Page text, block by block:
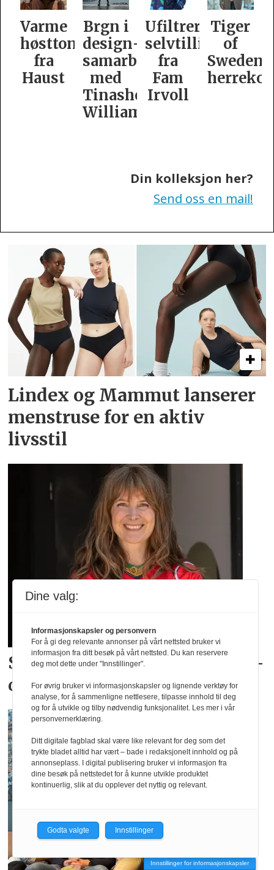
Brgn i
design­
samarbeid
med
Williamson
Ufiltrert
selvtillit
fra
Fam
Irvoll
Tiger
of
Swedens
herrekolleksjon
Slik
er
dame­
Din kolleksjon her?
Send oss en mail!
Lindex og Mammut lanserer
menstruse for en aktiv
livsstil
Skyhøy interesse for
landslags­
drakter
Innstillinger for informasjonskapsler
Dine valg:
Informasjonskapsler og personvern
For å gi deg relevante annonser på vårt nettsted bruker vi
informasjon fra ditt besøk på vårt nettsted. Du kan reservere
deg mot dette under "Innstillinger".
For øvrig bruker vi informasjonskapsler og lignende verktøy for
analyse, for å sammenligne nettlesere, tilpasse innhold til deg
og for å utvikle og tilby nødvendig funksjonalitet. Les mer i vår
personvernerklæring.
Ditt digitale fagblad skal være like relevant for deg som det
trykte bladet alltid har vært – bade i redaksjonelt innhold og på
annonseplass. I digital publisering bruker vi informasjon fra
dine besøk på nettstedet for å kunne utvikle produktet
kontinuerlig, slik at du opplever det nyttig og relevant.
Godta valgte Innstillinger